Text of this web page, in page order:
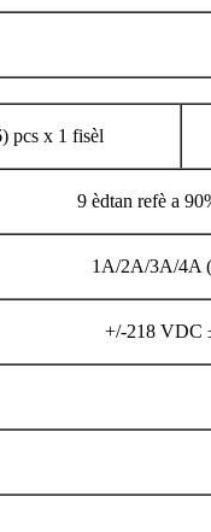
pcs x 1 fisèl
9 èdtan refè a
1A/2A/3A/4A
+/-218 VDC